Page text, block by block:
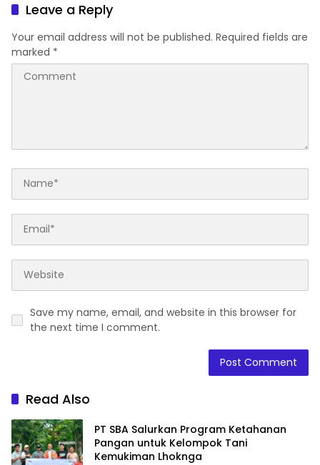
Leave a Reply
Your email address will not be published. Required fields are
marked *
Save my name, email, and website in this browser for
the next time I comment.
Read Also
PT SBA Salurkan Program Ketahanan
Pangan untuk Kelompok Tani
Kemukiman Lhoknga